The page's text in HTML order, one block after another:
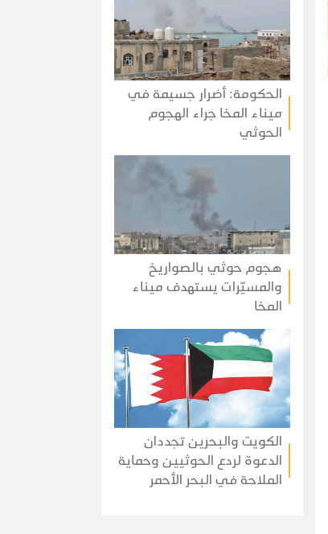
الحكومة: أضرار جسيمة في
ميناء المخا جراء الهجوم
الحوثي
هجوم حوثي بالصواريخ
والمسيّرات يستهدف ميناء
المخا
الكويت والبحرين تجددان
الدعوة لردع الحوثيين وحماية
الملاحة في البحر الأحمر